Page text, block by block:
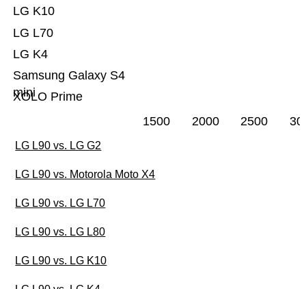
XOLO Prime
Samsung Galaxy S4
mini
LG K4
LG L70
LG K10
1500 2000 2500
LG L90 vs. LG G2
LG L90 vs. Motorola Moto X4
LG L90 vs. LG L70
LG L90 vs. LG L80
LG L90 vs. LG K10